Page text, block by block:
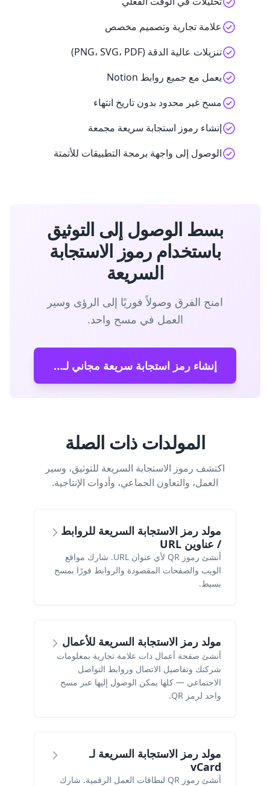
علامة تجارية وتصميم مخصص
تنزيلات عالية الدقة (PNG، SVG، PDF)
يعمل مع جميع روابط Notion
مسح غير محدود بدون تاريخ انتهاء
إنشاء رموز استجابة سريعة مجمعة
الوصول إلى واجهة برمجة التطبيقات للأتمتة
بسط الوصول إلى التوثيق
باستخدام رموز الاستجابة
السريعة
امنح الفرق وصولاً فوريًا إلى الرؤى وسير
العمل في مسح واحد.
إنشاء رمز استجابة سريعة مجاني لـ Notion
المولدات ذات الصلة
اكتشف رموز الاستجابة السريعة للتوثيق، وسير
العمل، والتعاون الجماعي، وأدوات الإنتاجية.
مولد رمز الاستجابة السريعة للروابط
/ عناوين URL
أنشئ رموز QR لأي عنوان URL. شارك مواقع
الويب والصفحات المقصودة والروابط فورًا بمسح
بسيط.
مولد رمز الاستجابة السريعة للأعمال
أنشئ صفحة أعمال ذات علامة تجارية بمعلومات
شركتك وتفاصيل الاتصال وروابط التواصل
الاجتماعي — كلها يمكن الوصول إليها عبر مسح
واحد لرمز QR.
مولد رمز الاستجابة السريعة لـ
vCard
أنشئ رموز QR لبطاقات العمل الرقمية. شارك